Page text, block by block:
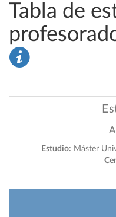
Tabla de
Estudio: Máster